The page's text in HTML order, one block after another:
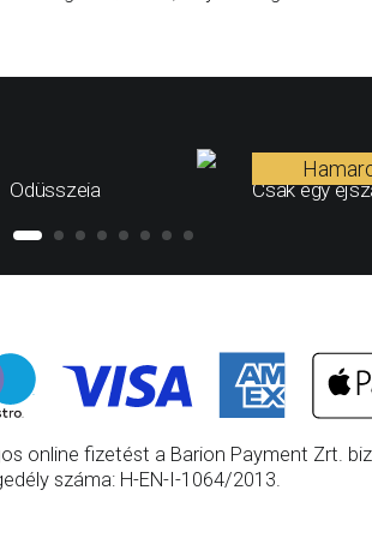
Odüsszeia Csak egy
online fizetést a Barion Payment Zrt.
száma: H-EN-I-1064/2013.